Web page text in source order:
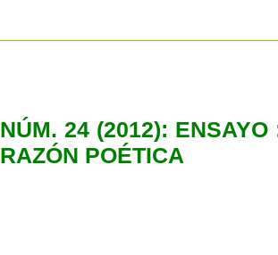
NÚM. 24 (2012):
RAZÓN POÉTICA